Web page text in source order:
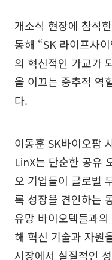
개소식 현장에 참석
통해 “SK 라이프사
의 혁신적인 가교가
을 이끄는 중추적 역
다.
이동훈 SK바이오팜
LinX는 단순한 공유
오 기업들이 글로벌
록 성장을 견인하는
유망 바이오텍들과
해 혁신 기술과 자원
시장에서 실질적인